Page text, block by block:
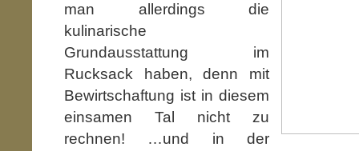
man allerdings die
kulinarische
Grundausstattung im
Rucksack haben, denn mit
Bewirtschaftung ist in diesem
einsamen Tal nicht zu
rechnen! …und in der